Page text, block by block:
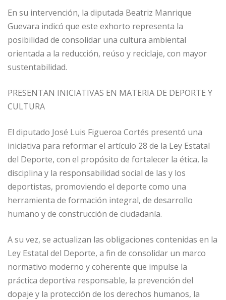
En su intervención, la diputada Beatriz Manrique
Guevara indicó que este exhorto representa la
posibilidad de consolidar una cultura ambiental
orientada a la reducción, reúso y reciclaje, con mayor
sustentabilidad.
PRESENTAN INICIATIVAS EN MATERIA DE DEPORTE Y
CULTURA
El diputado José Luis Figueroa Cortés presentó una
iniciativa para reformar el artículo 28 de la Ley Estatal
del Deporte, con el propósito de fortalecer la ética, la
disciplina y la responsabilidad social de las y los
deportistas, promoviendo el deporte como una
herramienta de formación integral, de desarrollo
humano y de construcción de ciudadanía.
A su vez, se actualizan las obligaciones contenidas en la
Ley Estatal del Deporte, a fin de consolidar un marco
normativo moderno y coherente que impulse la
práctica deportiva responsable, la prevención del
dopaje y la protección de los derechos humanos, la